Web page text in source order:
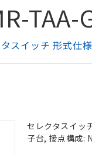
TAA-
スイッチ 形式仕
セレクタスイッ
子台, 接点構成: